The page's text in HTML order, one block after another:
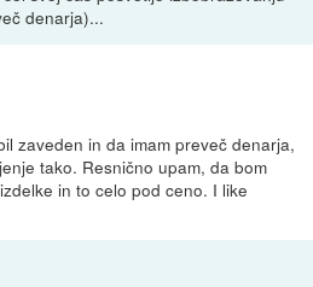
denarja)...
zaveden in da imam preveč denarja,
tako. Resnično upam, da bom
in to celo pod ceno. I like